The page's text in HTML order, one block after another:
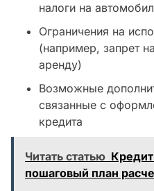
налоги на
Ограничения на
(например, запрет
аренду)
Возможные
связанные с
кредита
Читать статью
пошаговый план